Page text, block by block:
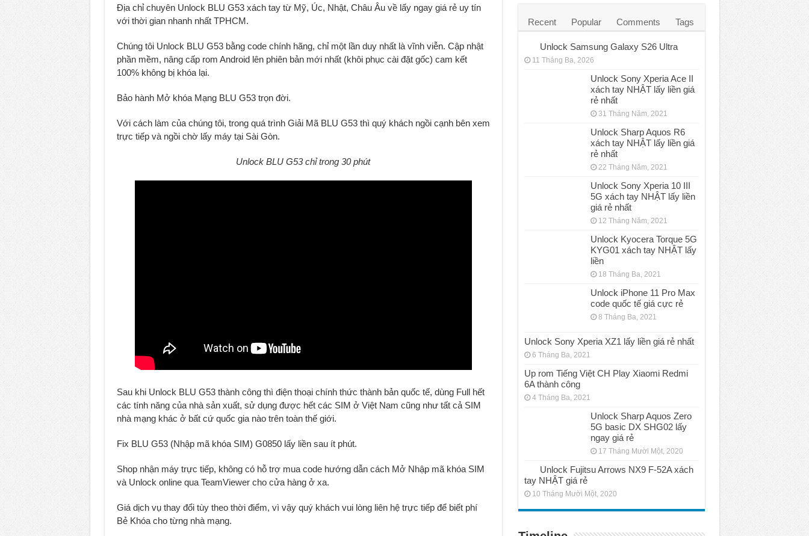
Địa chỉ chuyên Unlock BLU G53 xách tay từ Mỹ, Úc, Nhật, Châu Âu về lấy ngay giá rẻ uy tín
với thời gian nhanh nhất TPHCM.
Chúng tôi Unlock BLU G53 bằng code chính hãng, chỉ một lần duy nhất là vĩnh viễn. Cập nhật
phần mềm, nâng cấp rom Android lên phiên bản mới nhất (khôi phục cài đặt gốc) cam kết
100% không bị khóa lại.
Bảo hành Mở khóa Mạng BLU G53 trọn đời.
Với cách làm của chúng tôi, trong quá trình Giải Mã BLU G53 thì quý khách ngồi cạnh bên xem
trực tiếp và ngồi chờ lấy máy tại Sài Gòn.
Unlock BLU G53 chỉ trong 30 phút
Sau khi Unlock BLU G53 thành công thì điện thoại chính thức thành bản quốc tế, dùng Full hết
các tính năng của nhà sản xuất, sử dụng được hết các SIM ở Việt Nam cũng như tất cả SIM
nhà mạng khác ở bất cứ quốc gia nào trên toàn thế giới.
Fix BLU G53 (Nhập mã khóa SIM) G0850 lấy liền sau ít phút.
Shop nhận máy trực tiếp, không có hỗ trợ mua code hướng dẫn cách Mở Nhập mã khóa SIM
và Unlock online qua TeamViewer cho cửa hàng ở xa.
Giá dịch vụ thay đổi tùy theo thời điểm, vì vậy quý khách vui lòng liên hệ trực tiếp để biết phí
Bẻ Khóa cho từng nhà mạng.
Recent Popular Comments Tags
Unlock Samsung Galaxy S26 Ultra
11 Tháng Ba, 2026
Unlock Sony Xperia Ace II
xách tay NHẬT lấy liền giá
rẻ nhất
31 Tháng Năm, 2021
Unlock Sharp Aquos R6
xách tay NHẬT lấy liền giá
rẻ nhất
22 Tháng Năm, 2021
Unlock Sony Xperia 10 III
5G xách tay NHẬT lấy liền
giá rẻ nhất
12 Tháng Năm, 2021
Unlock Kyocera Torque 5G
KYG01 xách tay NHẬT lấy
liền
18 Tháng Ba, 2021
Unlock iPhone 11 Pro Max
code quốc tế giá cực rẻ
8 Tháng Ba, 2021
Unlock Sony Xperia XZ1 lấy liền giá rẻ nhất
6 Tháng Ba, 2021
Up rom Tiếng Việt CH Play Xiaomi Redmi
6A thành công
4 Tháng Ba, 2021
Unlock Sharp Aquos Zero
5G basic DX SHG02 lấy
ngay giá rẻ
17 Tháng Mười Một, 2020
Unlock Fujitsu Arrows NX9 F-52A xách
tay NHẬT giá rẻ
10 Tháng Mười Một, 2020